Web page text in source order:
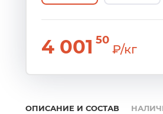
4 00150
₽/кг
ОПИСАНИЕ И СОСТАВ